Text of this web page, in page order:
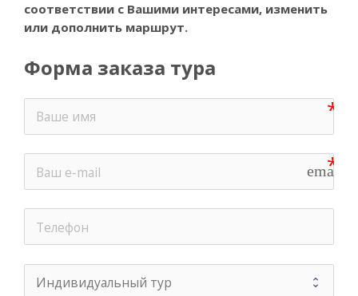
соответствии с Вашими интересами, изменить
или дополнить маршрут.
Форма заказа тура
email